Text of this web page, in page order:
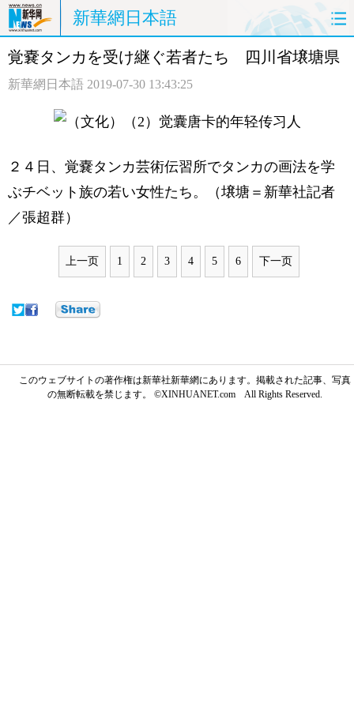
新華網日本語
ホームページ 政治 経済
覚嚢タンカを受け継ぐ若者たち 四川省壌塘県
新華網日本語 2019-07-30 13:43:25
２４日、覚嚢タンカ芸術伝習所でタンカの画法を学
ぶチベット族の若い女性たち。（壌塘＝新華社記者
／張超群）
上一页 1 2 3 4 5 6 下一页
このウェブサイトの著作権は新華社新華網にあります。掲載された記事、写真
の無断転載を禁じます。 ©XINHUANET.com All Rights Reserved.